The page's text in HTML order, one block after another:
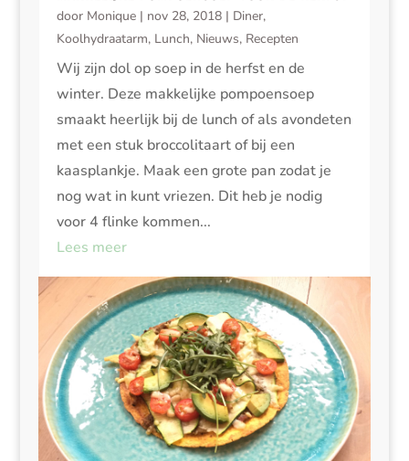
door Monique| nov 28, 2018| Diner,
Koolhydraatarm, Lunch, Nieuws, Recepten
Wij zijn dol op soep in de herfst en de
winter. Deze makkelijke pompoensoep
smaakt heerlijk bij de lunch of als avondeten
met een stuk broccolitaart of bij een
kaasplankje. Maak een grote pan zodat je
nog wat in kunt vriezen. Dit heb je nodig
voor 4 flinke kommen...
Lees meer